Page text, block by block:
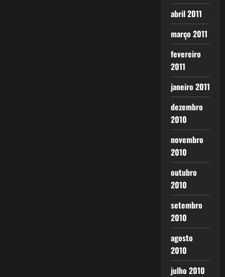
abril 2011
março 2011
fevereiro
2011
janeiro 2011
dezembro
2010
novembro
2010
outubro
2010
setembro
2010
agosto
2010
julho 2010